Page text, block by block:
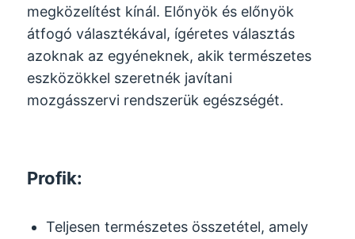
megközelítést kínál. Előnyök és előnyök
átfogó választékával, ígéretes választás
azoknak az egyéneknek, akik természetes
eszközökkel szeretnék javítani
mozgásszervi rendszerük egészségét.
Profik:
Teljesen természetes összetétel, amely